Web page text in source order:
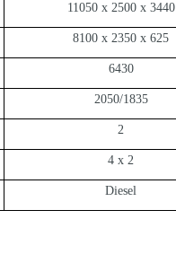
11050 x 2500 x 3440
8100 x 2350 x 625
6430
2050/1835
2
4 x 2
Diesel